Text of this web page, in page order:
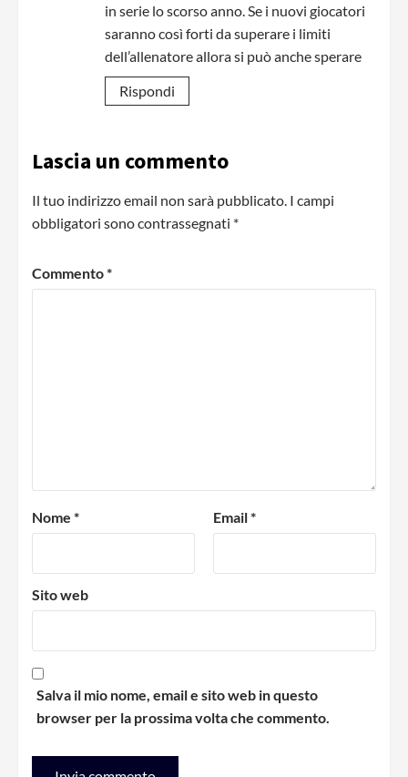
in serie lo scorso anno. Se i nuovi giocatori
saranno così forti da superare i limiti
dell’allenatore allora si può anche sperare
Rispondi
Lascia un commento
Il tuo indirizzo email non sarà pubblicato. I campi
obbligatori sono contrassegnati *
Commento*
Nome * Email*
Sito web
Salva il mio nome, email e sito web in questo
browser per la prossima volta che commento.